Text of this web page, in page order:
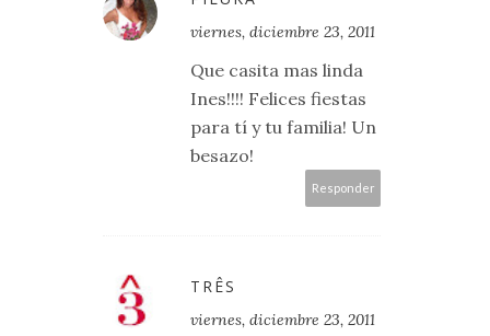
viernes, diciembre 23, 2011
Que casita mas linda
Ines!!!! Felices fiestas
para tí y tu familia! Un
besazo!
Responder
TRÊS
viernes, diciembre 23, 2011